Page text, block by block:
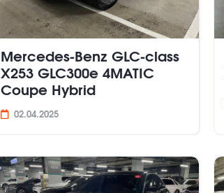
Mercedes-Benz GLC-class
X253 GLC300e 4MATIC
Coupe Hybrid
02.04.2025